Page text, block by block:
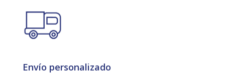
Envío personalizado